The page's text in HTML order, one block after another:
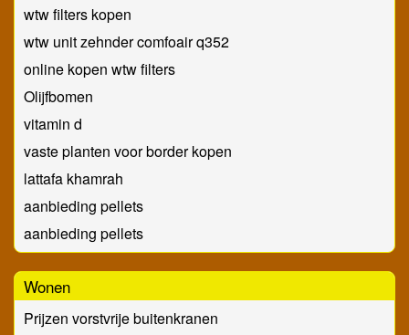
wtw filters kopen
wtw unit zehnder comfoair q352
online kopen wtw filters
Olijfbomen
vitamin d
vaste planten voor border kopen
lattafa khamrah
aanbieding pellets
aanbieding pellets
Wonen
Prijzen vorstvrije buitenkranen